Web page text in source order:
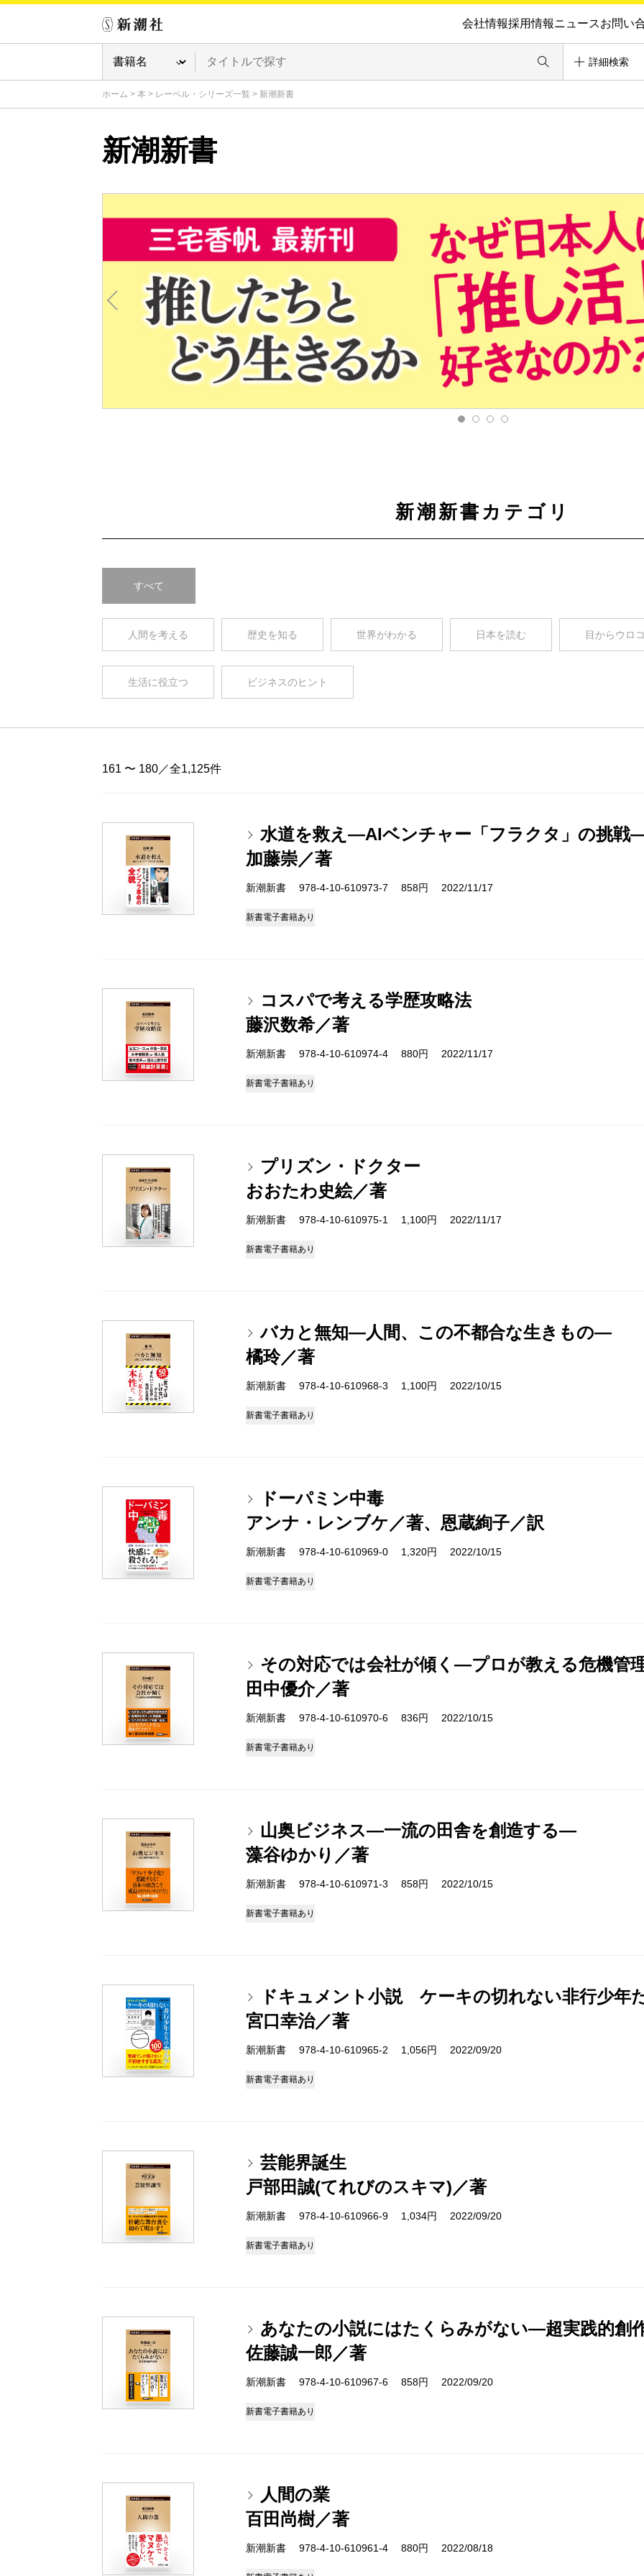
会社情報採用情報ニュースお問い
詳細検索
ホーム > 本 > レーベル・シリーズ一覧 > 新潮新書
新潮新書
新潮新書カテゴリ
すべて
人間を考える 歴史を知る 世界がわかる 日本を読む 目からウロ
生活に役立つ ビジネスのヒント
161 〜 180／全1,125件
水道を救え―AIベンチャー「フラクタ」の挑戦
加藤崇／著
新潮新書 978-4-10-610973-7 858円 2022/11/17
新書電子書籍あり
コスパで考える学歴攻略法
藤沢数希／著
新潮新書 978-4-10-610974-4 880円 2022/11/17
新書電子書籍あり
プリズン・ドクター
おおたわ史絵／著
新潮新書 978-4-10-610975-1 1,100円 2022/11/17
新書電子書籍あり
バカと無知―人間、この不都合な生きもの―
橘玲／著
新潮新書 978-4-10-610968-3 1,100円 2022/10/15
新書電子書籍あり
ドーパミン中毒
アンナ・レンブケ／著、恩蔵絢子／訳
新潮新書 978-4-10-610969-0 1,320円 2022/10/15
新書電子書籍あり
その対応では会社が傾く―プロが教える危機管
田中優介／著
新潮新書 978-4-10-610970-6 836円 2022/10/15
新書電子書籍あり
山奥ビジネス―一流の田舎を創造する―
藻谷ゆかり／著
新潮新書 978-4-10-610971-3 858円 2022/10/15
新書電子書籍あり
ドキュメント小説 ケーキの切れない非行少年
宮口幸治／著
新潮新書 978-4-10-610965-2 1,056円 2022/09/20
新書電子書籍あり
芸能界誕生
戸部田誠(てれびのスキマ)／著
新潮新書 978-4-10-610966-9 1,034円 2022/09/20
新書電子書籍あり
あなたの小説にはたくらみがない―超実践的創
佐藤誠一郎／著
新潮新書 978-4-10-610967-6 858円 2022/09/20
新書電子書籍あり
人間の業
百田尚樹／著
新潮新書 978-4-10-610961-4 880円 2022/08/18